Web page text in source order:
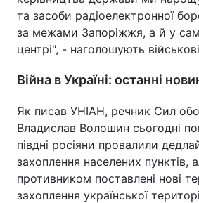
та засоби радіоелектронної
за межами Запоріжжя, а й у
центрі", - наголошують
Війна в Україні: останні
Як писав УНІАН, речник Сил
Владислав Волошин сьогодні
півдні росіяни провалили
захоплення населених пунктів,
противником поставлені нові
захоплення української